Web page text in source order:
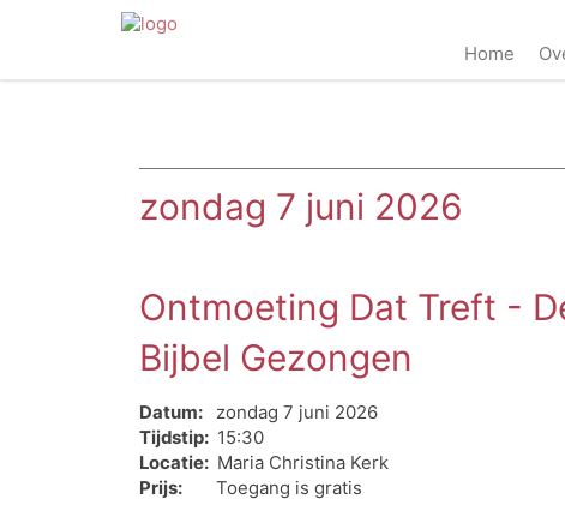
Home
zondag 7 juni 2026
Ontmoeting Dat Treft -
Bijbel Gezongen
Datum:
zondag 7 juni 2026
Tijdstip: 15:30
Locatie: Maria Christina Kerk
Prijs:
Toegang is gratis